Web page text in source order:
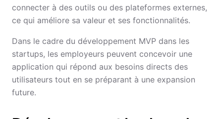
connecter à des outils ou des plateformes externes,
ce qui améliore sa valeur et ses fonctionnalités.
Dans le cadre du développement MVP dans les
startups, les employeurs peuvent concevoir une
application qui répond aux besoins directs des
utilisateurs tout en se préparant à une expansion
future.